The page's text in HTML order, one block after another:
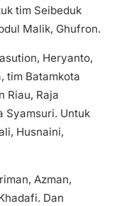
tim Seibeduk
Malik, Ghufron.
Heryanto,
tim Batamkota
Riau, Raja
Syamsuri. Untuk
Husnaini,
Azman,
Dan